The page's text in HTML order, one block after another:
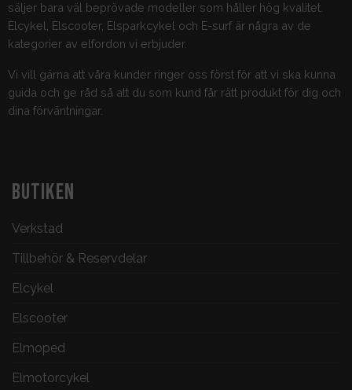
säljer bara väl beprövade modeller som håller hög kvalitet.
Elcykel, Elscooter, Elsparkcykel och E-surf är några av de
kategorier av elfordon vi erbjuder.
Vi vill gärna att våra kunder ringer oss först för att vi ska kunna
guida och ge råd så att du som kund får rätt produkt för dig och
dina förväntningar.
BUTIKEN
Verkstad
Tillbehör & Reservdelar
Elcykel
Elscooter
Elmoped
Elmotorcykel